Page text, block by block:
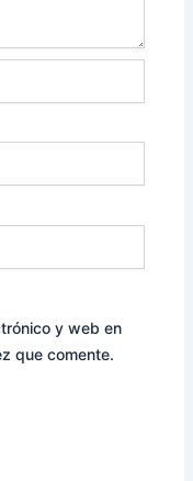
y web en
que comente.